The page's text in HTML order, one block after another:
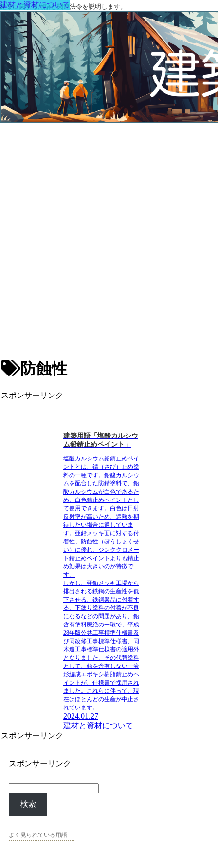
建築に関する用語と関連法令を説明します。
防蝕性
スポンサーリンク
建材と資材について
建築用語「塩酸カルシウ
ム鉛錆止めペイント」
塩酸カルシウム鉛錆止めペイ
ント とは、錆（さび）止め塗
料の一種です。鉛酸カルシウ
ムを配合した防錆塗料で、鉛
酸カルシウムが白色であるた
め、白色錆止めペイントとし
て使用できます。白色は日射
反射率が高いため、遮熱を期
待したい場合に適していま
す。亜鉛メッキ面に対する付
着性、防蝕性（ぼうしょくせ
い）に優れ、ジンククロメー
ト錆止めペイントよりも錆止
め効果は大きいのが特徴で
す。
しかし、亜鉛メッキ工場から
排出される鉄鋼の生産性を低
下させる、鉄鋼製品に付着す
る、下塗り塗料の付着が不良
になるなどの問題があり、鉛
含有塗料廃絶の一環で、平成
28年版公共工事標準仕様書及
び同改修工事標準仕様書、同
木造工事標準仕様書の適用外
となりました。その代替塗料
として、 鉛を含有しない一液
形編成エポキシ樹脂錆止めペ
イント が、仕様書で採用され
ました。これらに伴って、現
在はほとんどの生産が中止さ
れています。
2024.01.27
建材と資材について
スポンサーリンク
スポンサーリンク
検索
よく見られている用語